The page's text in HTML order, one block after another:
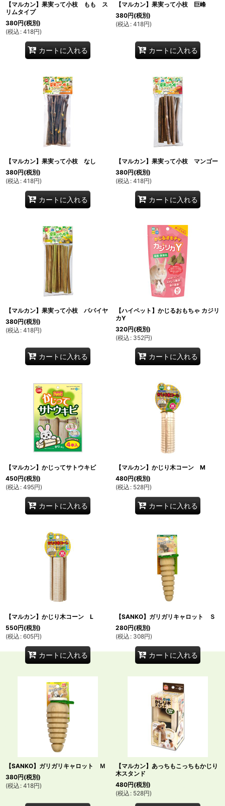
【マルカン】果実って小枝 もも ス
リムタイプ
380円(税別)
(税込 : 418円)
カートに入れる
【マルカン】果実って小枝 巨峰
380円(税別)
(税込 : 418円)
カートに入れる
【マルカン】果実って小枝 なし
380円(税別)
(税込 : 418円)
カートに入れる
【マルカン】果実って小枝 マンゴー
380円(税別)
(税込 : 418円)
カートに入れる
【マルカン】果実って小枝 パパイヤ
380円(税別)
(税込 : 418円)
カートに入れる
【ハイペット】かじるおもちゃ カジリ
カY
320円(税別)
(税込 : 352円)
カートに入れる
【マルカン】かじってサトウキビ
450円(税別)
(税込 : 495円)
カートに入れる
【マルカン】かじり木コーン M
480円(税別)
(税込 : 528円)
カートに入れる
【マルカン】かじり木コーン L
550円(税別)
(税込 : 605円)
カートに入れる
【SANKO】ガリガリキャロット Ｓ
280円(税別)
(税込 : 308円)
カートに入れる
【SANKO】ガリガリキャロット Ｍ
380円(税別)
(税込 : 418円)
【マルカン】あっちもこっちもかじり
木スタンド
480円(税別)
(税込 : 528円)